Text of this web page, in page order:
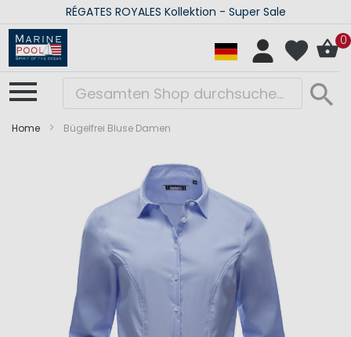
RÉGATES ROYALES Kollektion - Super Sale
0
Home Bügelfrei Bluse Damen
Bildergalerie
Bildergalerie